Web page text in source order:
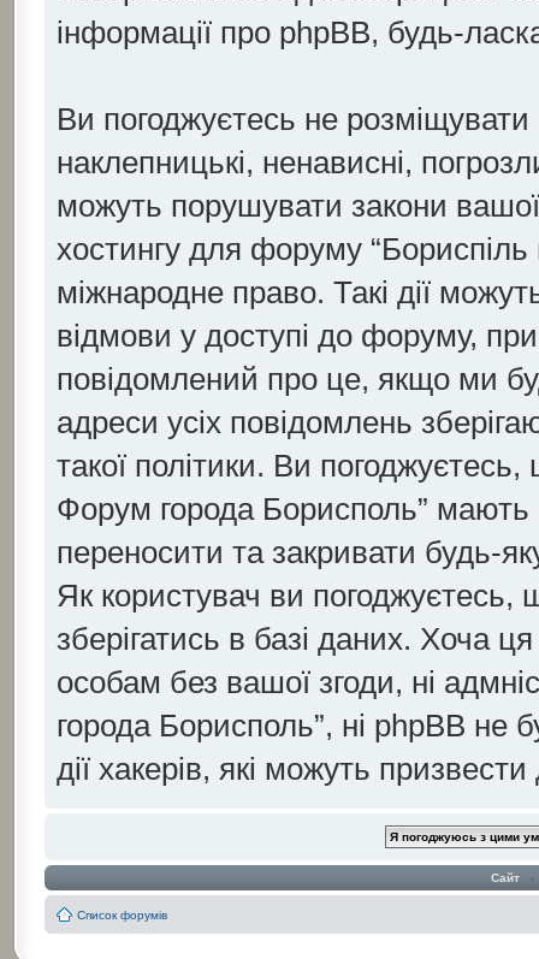
інформації про phpBB, будь-
Ви погоджуєтесь не розміщувати
наклепницькі, ненависні,
можуть порушувати закони
хостингу для форуму
міжнародне право. Такі дії
відмови у доступі до форуму,
повідомлений про це, якщо ми
адреси усіх повідомлень
такої політики. Ви
Форум города Борисполь” мають
переносити та закривати будь-
Як користувач ви
зберігатись в базі даних. Хоча
особам без вашої згоди, ні
города Борисполь”, ні phpBB не
дії хакерів, які можуть
Сайт ‹
Список форумів